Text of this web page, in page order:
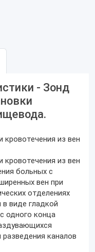
- Зонд
из вен
из вен
больных с
вен при
отделениях
виде гладкой
одного конца
разведения каналов